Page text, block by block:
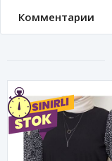
Комментарии